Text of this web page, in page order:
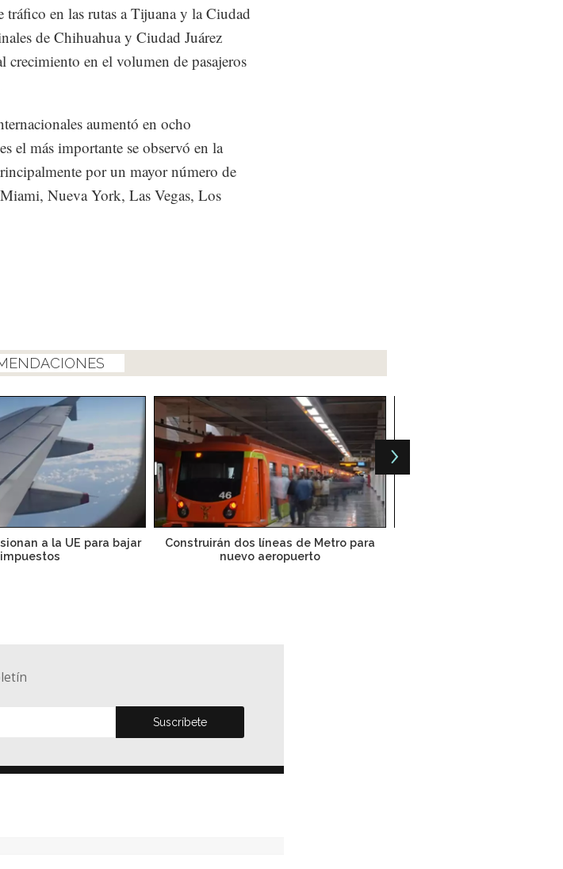
en las rutas a Tijuana y la Ciudad
de Chihuahua y Ciudad Juárez
en el volumen de pasajeros
aumentó en ocho
el más importante se observó en la
por un mayor número de
Nueva York, Las Vegas, Los
a la UE para bajar
impuestos
Construirán dos líneas de Metro para
nuevo aeropuerto